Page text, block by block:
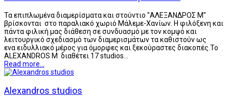
Τα επιπλωμένα διαμερίσματα και στούντιο "ΑΛΕΞΑΝΔΡΟΣ Μ"
βρίσκονται στο παραλιακό χωριό Μάλεμε-Χανίων. Η φιλόξενη και
πάντα φιλική μας διάθεση σε συνδυασμό με τον κομψό και
λειτουργικό σχεδιασμό των διαμερισμάτων τα καθιστούν ως
ενα ειδυλλιακό μέρος για όμορφες και ξεκούραστες διακοπές.Το
ALEXANDROS M διαθέτει 17 studios…
Read more...
Alexandros studios